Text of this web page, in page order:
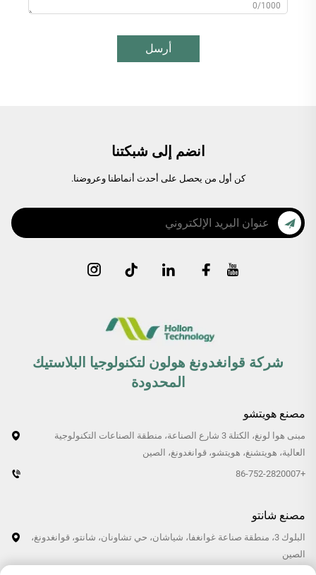
0/1000
أرسل
انضم إلى شبكتنا
كن أول من يحصل على أحدث أنماطنا وعروضنا.
شركة قوانغدونغ هولون لتكنولوجيا البلاستيك
المحدودة
مصنع هويتشو
مبنى هوا لونغ، الكتلة 3 شارع الصناعة، منطقة الصناعات التكنولوجية
العالية، هويتشنغ، هويتشو، قوانغدونغ، الصين
+86-752-2820007
مصنع شانتو
البلوك 3، منطقة صناعة غوانغفا، شياشان، حي تشاونان، شانتو، قوانغدونغ،
الصين